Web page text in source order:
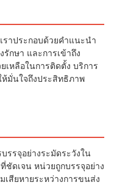
าประกอบด้วยคำแนะนำ
กษา และการเข้าถึง
เหลือในการติดตั้ง บริการ
ห้มั่นใจถึงประสิทธิภาพ
รรจุอย่างระมัดระวังใน
ชัดเจน หน่วยถูกบรรจุอย่าง
สียหายระหว่างการขนส่ง